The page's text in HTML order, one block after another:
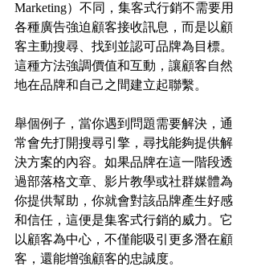
Marketing）不同，集客式行銷不需要用
各種廣告強迫顧客接收訊息，而是以顧
客主動搜尋、找到並認可品牌為目標。
這種方法強調價值和互動，讓顧客自然
地在品牌和自己之間建立起聯繫。
舉個例子，當你遇到問題需要解決，通
常會先打開搜尋引擎，尋找能夠提供解
決方案的內容。如果品牌在這一階段透
過部落格文章、影片教學或社群媒體為
你提供幫助，你就會對該品牌產生好感
和信任，這便是集客式行銷的威力。它
以顧客為中心，不僅能吸引更多潛在顧
客，還能增強顧客的忠誠度。